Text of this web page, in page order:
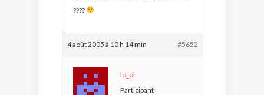
????
4 août 2005 à 10 h 14 min #5652
lo_ol
Participant